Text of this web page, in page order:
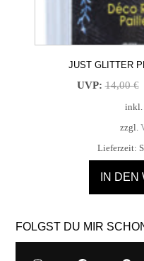
JUST GLITTER
UVP: 14,00€
inkl.
zzgl.
Lieferzeit:
IN
FOLGST DU MIR